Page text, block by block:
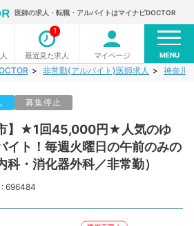
医師の求人・転職・アルバイトはマイナビDOCTOR
最近見た求人
1
マイページ MENU
非常勤(アルバイト)医師求人 神奈川
募集停止
市】★1回45,000円★人気のゆ
イト！毎週火曜日の午前のみの
科・消化器外科／非常勤）
696484